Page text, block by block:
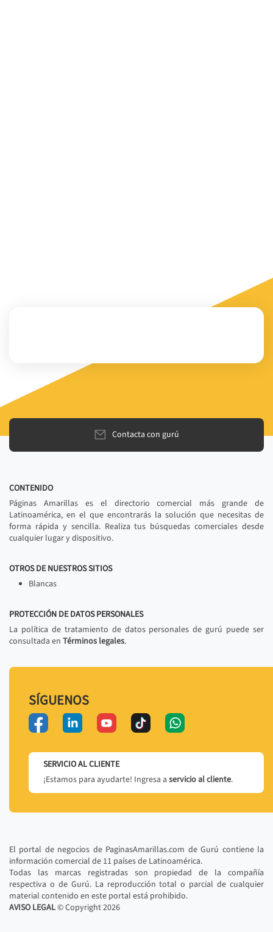
Contacta con gurú
CONTENIDO
Páginas Amarillas es el directorio comercial más grande de
Latinoamérica, en el que encontrarás la solución que necesitas de
forma rápida y sencilla. Realiza tus búsquedas comerciales desde
cualquier lugar y dispositivo.
OTROS DE NUESTROS SITIOS
Blancas
PROTECCIÓN DE DATOS PERSONALES
La política de tratamiento de datos personales de gurú puede ser
consultada en Términos legales.
SÍGUENOS
SERVICIO AL CLIENTE
¡Estamos para ayudarte! Ingresa a servicio al cliente.
El portal de negocios de PaginasAmarillas.com de Gurú contiene la
información comercial de 11 países de Latinoamérica.
Todas las marcas registradas son propiedad de la compañía
respectiva o de Gurú. La reproducción total o parcial de cualquier
material contenido en este portal está prohibido.
AVISO LEGAL© Copyright2026